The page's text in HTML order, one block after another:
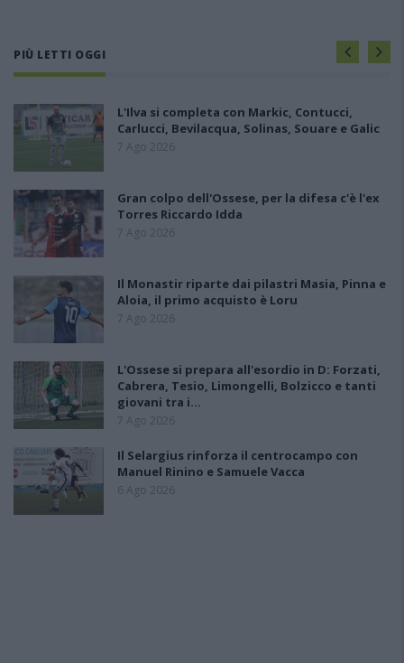
PIÙ LETTI OGGI
L'Ilva si completa con Markic, Contucci,
Carlucci, Bevilacqua, Solinas, Souare e Galic
7 Ago 2026
Gran colpo dell'Ossese, per la difesa c'è l'ex
Torres Riccardo Idda
7 Ago 2026
Il Monastir riparte dai pilastri Masia, Pinna e
Aloia, il primo acquisto è Loru
7 Ago 2026
L'Ossese si prepara all'esordio in D: Forzati,
Cabrera, Tesio, Limongelli, Bolzicco e tanti
giovani tra i…
7 Ago 2026
Il Selargius rinforza il centrocampo con
Manuel Rinino e Samuele Vacca
6 Ago 2026